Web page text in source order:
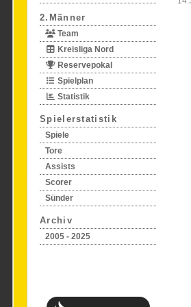
2.Männer
Team
Kreisliga Nord
Reservepokal
Spielplan
Statistik
Spielerstatistik
Spiele
Tore
Assists
Scorer
Sünder
Archiv
2005 - 2025